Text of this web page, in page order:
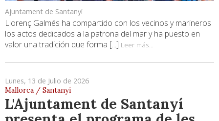
Ajuntament de Santanyí
Llorenç Galmés ha compartido con los vecinos y marineros
los actos dedicados a la patrona del mar y ha puesto en
valor una tradición que forma [...] Leer más...
Lunes, 13 de Julio de 2026
Mallorca / Santanyí
L'Ajuntament de Santanyí